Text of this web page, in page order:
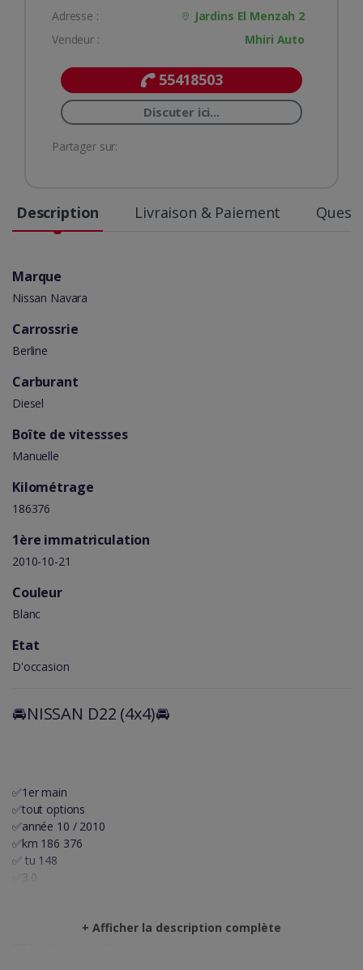
Adresse :
Jardins El Menzah 2
Vendeur :
Mhiri Auto
55418503
Discuter ici...
Partager sur:
Description Livraison & Paiement
Marque
Nissan Navara
Carrossrie
Berline
Carburant
Diesel
Boîte de vitessses
Manuelle
Kilométrage
186376
1ère immatriculation
2010-10-21
Couleur
Blanc
Etat
D'occasion
🚘NISSAN D22 (4x4)🚘
✅1er main
✅tout options
✅année 10 / 2010
✅km 186 376
✅ tu 148
✅3.0
⚡On accepte l'échange des voitures⚡
+ Afficher la description complète